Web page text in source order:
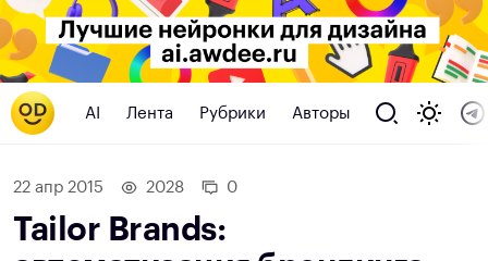
AI Лента Рубрики Авторы
22 апр 2015 2028 0
Tailor Brands: